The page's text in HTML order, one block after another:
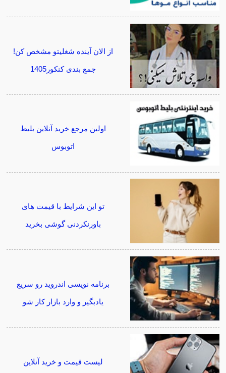
از الان آینده شغلیتو مشخص کن!
جمع بندی کنکور1405
اولین مرجع خرید آنلاین بلیط
اتوبوس
تو این شرایط با قیمت های
باورنکردنی گوشی بخرید
برنامه نویسی اندروید رو سریع
یادبگیر و وارد بازار کار شو
لیست قیمت و خرید آنلاین